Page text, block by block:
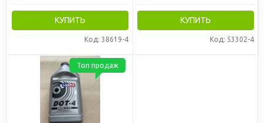
КУПИТЬ
Код: 38619-4
КУПИТЬ
Код: 53302-4
Топ продаж